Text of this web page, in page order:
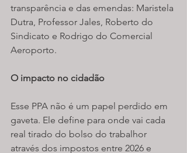
transparência e das emendas: Maristela
Dutra, Professor Jales, Roberto do
Sindicato e Rodrigo do Comercial
Aeroporto.
O impacto no cidadão
Esse PPA não é um papel perdido em
gaveta. Ele define para onde vai cada
real tirado do bolso do trabalhor
através dos impostos entre 2026 e